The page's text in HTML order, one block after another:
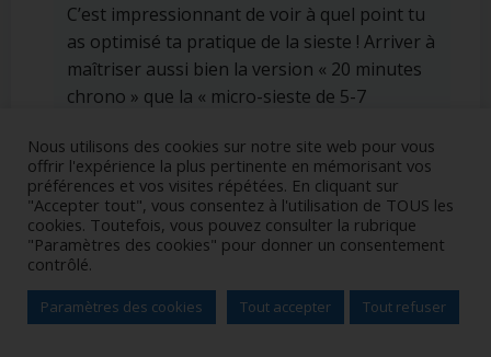
0
C’est impressionnant de voir à quel point tu
as optimisé ta pratique de la sieste ! Arriver à
maîtriser aussi bien la version « 20 minutes
chrono » que la « micro-sieste de 5-7
Je suis totalement d’accord avec toi : une
bonne sieste fait des miracles pour éviter ces
après-midis où l’on lutte contre la fatigue. Ta
capacité à te réveiller tout seul prouve bien
que le corps sait ce dont il a besoin quand on
lui laisse la place pour récupérer.
Merci encore de partager ton expérience, et
Nous utilisons des cookies sur notre site web pour vous
offrir l'expérience la plus pertinente en mémorisant vos
préférences et vos visites répétées. En cliquant sur
"Accepter tout", vous consentez à l'utilisation de TOUS les
cookies. Toutefois, vous pouvez consulter la rubrique
"Paramètres des cookies" pour donner un consentement
contrôlé.
Paramètres des cookies Tout accepter Tout refuser